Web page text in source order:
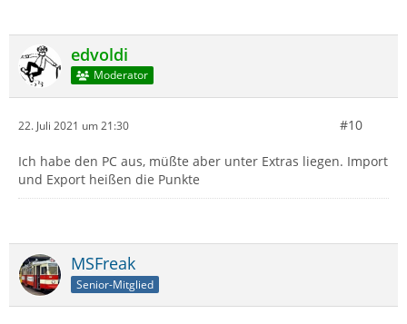
edvoldi
Moderator
22. Juli 2021 um 21:30 #10
Ich habe den PC aus, müßte aber unter Extras liegen. Import
und Export heißen die Punkte
MSFreak
Senior-Mitglied